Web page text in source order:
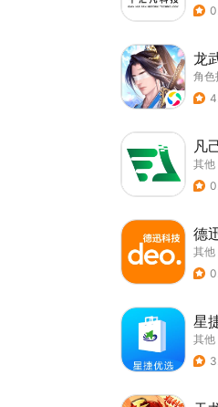
龙
角色
凡
其他
德
其他
星
其他